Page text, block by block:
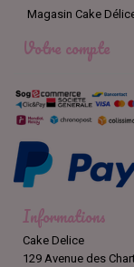
Magasin Cake
Votre compte
Informations
Cake Delice
129 Avenue des